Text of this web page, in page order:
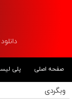
دانلود
صفحه اصلی پلی
وبگردی